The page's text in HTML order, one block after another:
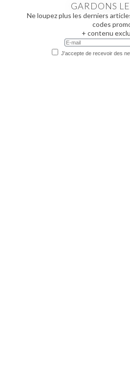
GARDONS
Ne loupez plus les derniers
codes
+ contenu
J'accepte de recevoir des